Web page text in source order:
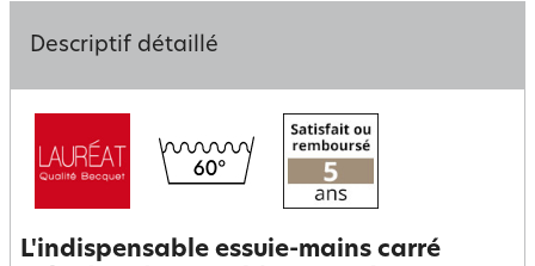
Descriptif détaillé
L'indispensable essuie-mains carré